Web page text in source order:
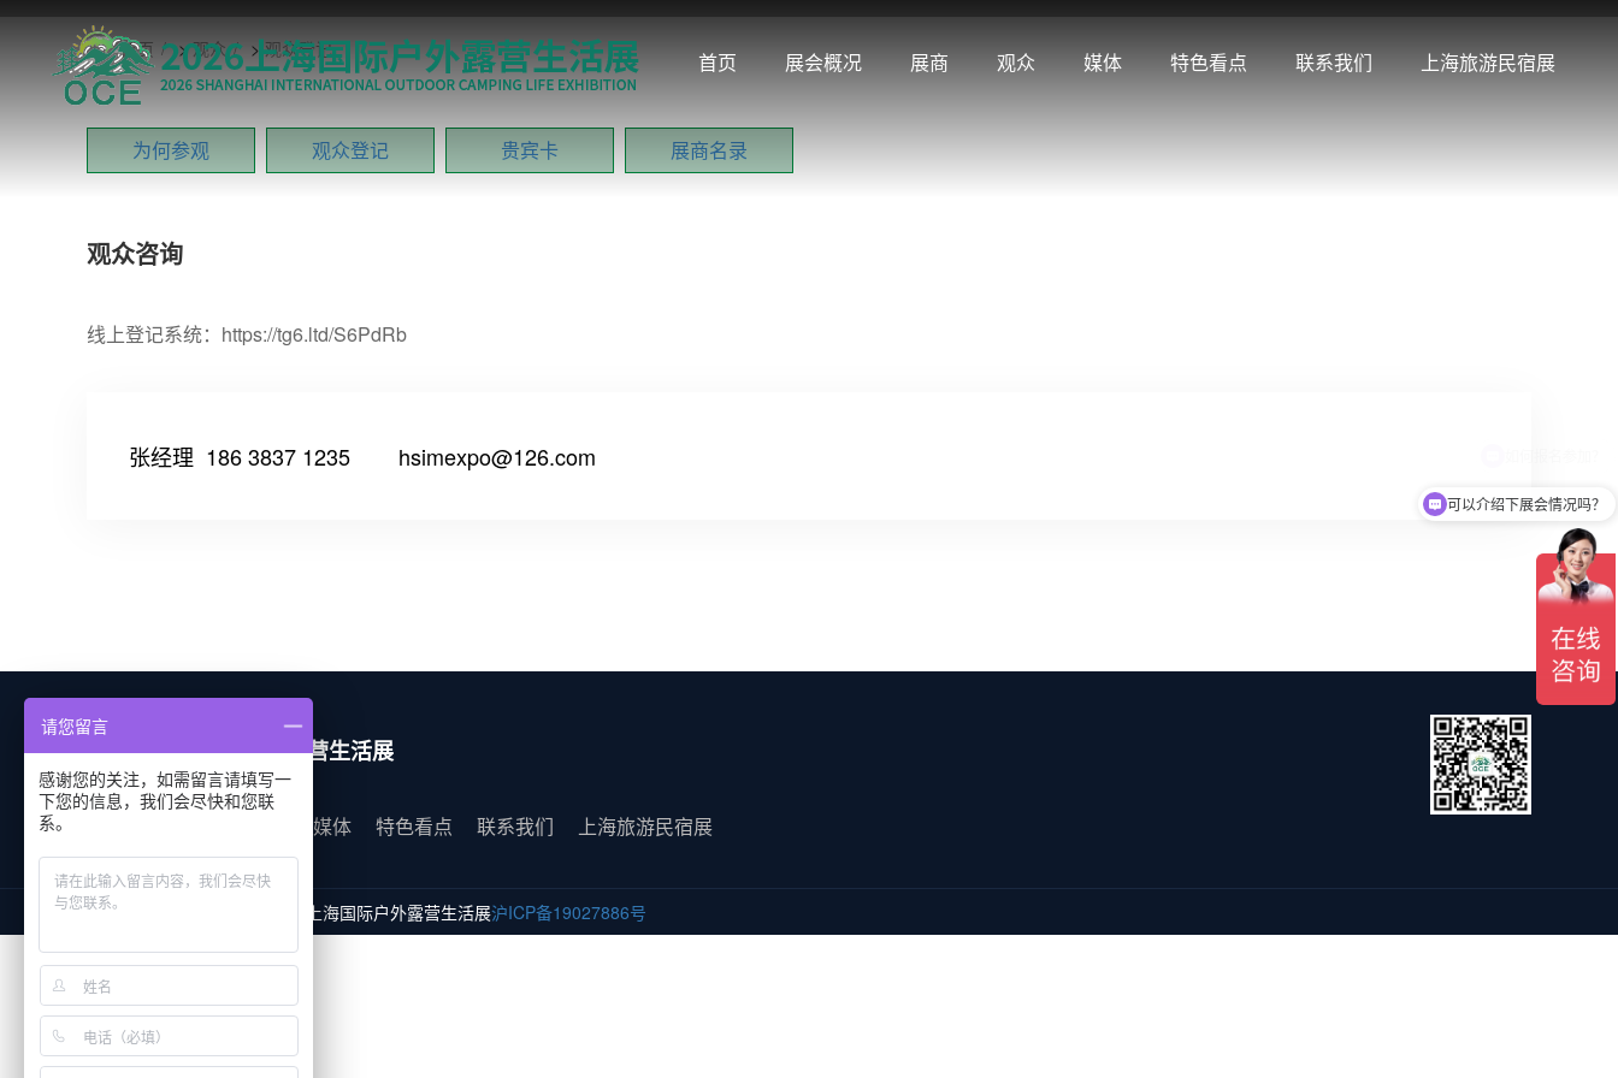
首页 展会概况 展商 观众 媒体 特色看点 联系我们 上海旅游民宿展
首页 >观众 >观众登记
为何参观 观众登记 贵宾卡 展商名录
观众咨询
线上登记系统：https://tg6.ltd/S6PdRb
张经理 186 3837 1235 hsimexpo@126.com
OCE上海国际户外露营生活展
媒体 特色看点 联系我们 上海旅游民宿展
Copyright © 2025-2035 OCE上海国际户外露营生活展沪ICP备19027886号
可以介绍下展会情况吗？
请您留言
感谢您的关注，如需留言请填写一
下您的信息，我们会尽快和您联
系。